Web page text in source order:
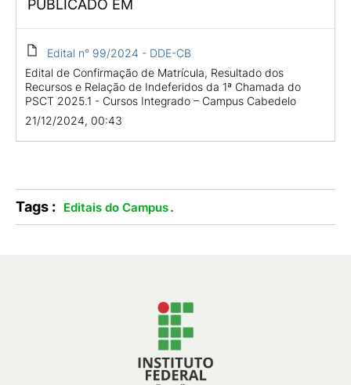
PUBLICADO EM
Edital n° 99/2024 - DDE-CB
Edital de Confirmação de Matrícula, Resultado dos
Recursos e Relação de Indeferidos da 1ª Chamada do
PSCT 2025.1 - Cursos Integrado – Campus Cabedelo
21/12/2024, 00:43
Tags : Editais do Campus.